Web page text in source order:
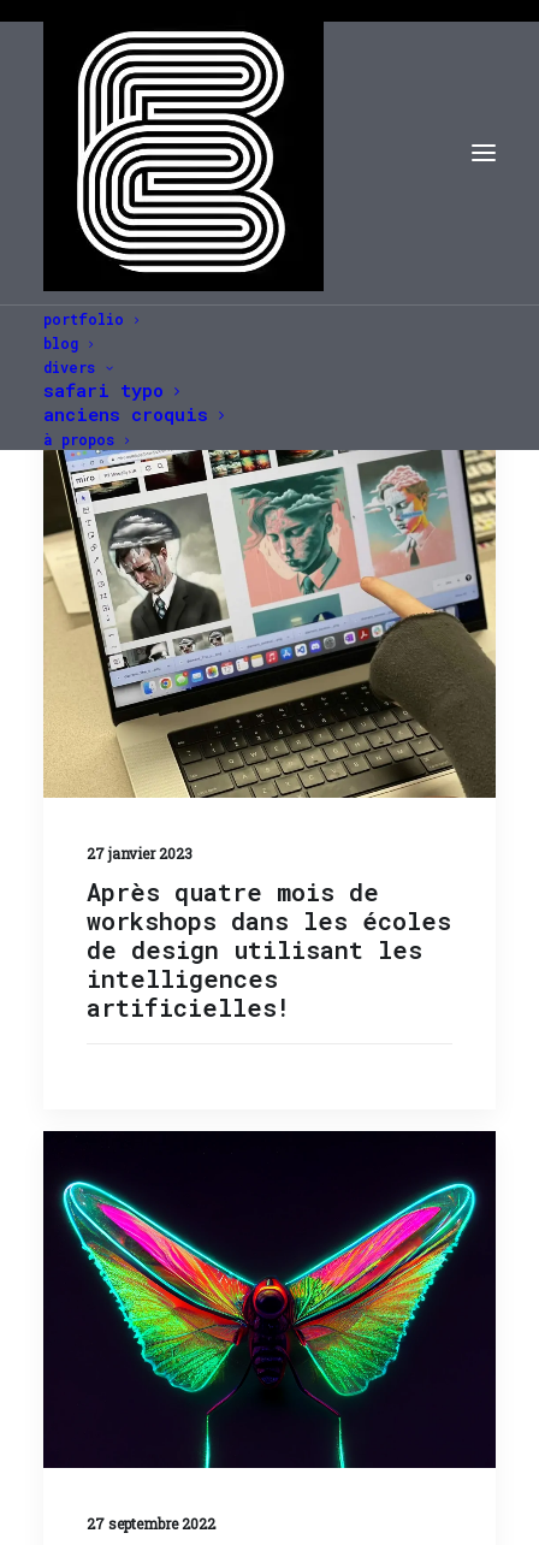
portfolio
blog
divers
safari typo
anciens croquis
à propos
27 janvier 2023
Après quatre mois de
workshops dans les écoles
de design utilisant les
intelligences
artificielles!
27 septembre 2022